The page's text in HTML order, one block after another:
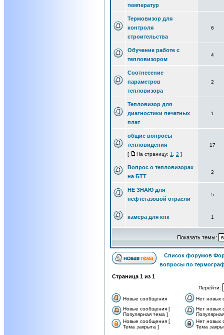
температур
Термовизор для
контроля
строительства
6
Обучение работе с
тепловизором
4
Соотнесение
параметров
тепловизора
2
Тепловизор для
диагностики печатных
плат
1
общие вопросы
тепловидения
[ На страницу: 1, 2 ]
17
Вопрос о тепловизорах
на БТТ
2
НЕ ЗНАЮ для
нефтегазовой отрасли
5
камера для кпк 1
Показать темы:
Список форумов
вопросы по
Страница 1 из 1
Перейти:
Новые сообщения
Нет новых
Новые сообщения [
Популярная тема ]
Нет новых
Новые сообщения [
Тема закрыта ]
Нет новых
Тема